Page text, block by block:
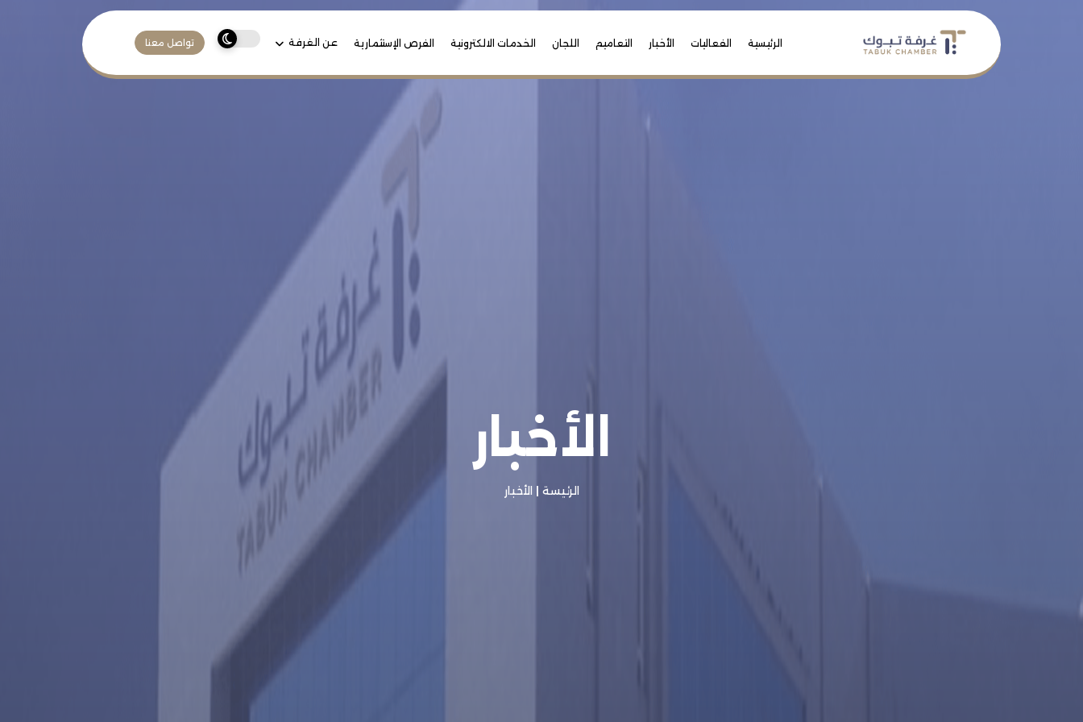
الرئيسية الفعاليات الأخبار التعاميم اللجان الخدمات الالكترونية الفرص الإستثمارية عن الغرفة تواصل معنا
الأخبار
الرئيسة | الأخبار